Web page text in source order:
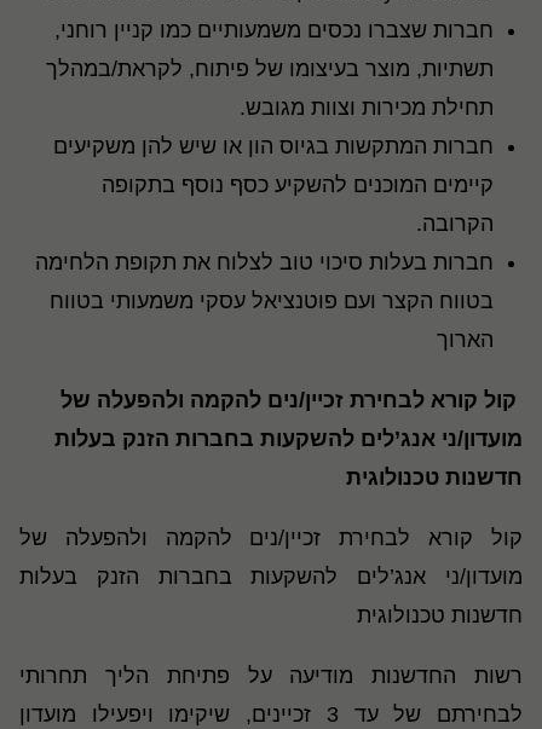
חברות שצברו נכסים משמעותיים כמו קניין רוחני,
תשתיות, מוצר בעיצומו של פיתוח, לקראת/במהלך
תחילת מכירות וצוות מגובש.
חברות המתקשות בגיוס הון או שיש להן משקיעים
קיימים המוכנים להשקיע כסף נוסף בתקופה
הקרובה.
חברות בעלות סיכוי טוב לצלוח את תקופת הלחימה
בטווח הקצר ועם פוטנציאל עסקי משמעותי בטווח
הארוך
קול קורא לבחירת זכיין/נים להקמה ולהפעלה של
מועדון/ני אנג’לים להשקעות בחברות הזנק בעלות
חדשנות טכנולוגית
קול קורא לבחירת זכיין/נים להקמה ולהפעלה של
מועדון/ני אנג’לים להשקעות בחברות הזנק בעלות
חדשנות טכנולוגית
רשות החדשנות מודיעה על פתיחת הליך תחרותי
לבחירתם של עד 3 זכיינים, שיקימו ויפעילו מועדון